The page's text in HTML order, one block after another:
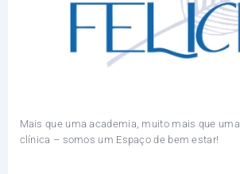
Mais que uma academia, muito mais que uma
clínica – somos um Espaço de bem estar!